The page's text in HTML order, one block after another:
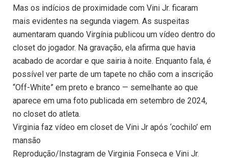
Mas os indícios de proximidade com Vini Jr. ficaram
mais evidentes na segunda viagem. As suspeitas
aumentaram quando Virgínia publicou um vídeo dentro do
closet do jogador. Na gravação, ela afirma que havia
acabado de acordar e que sairia à noite. Enquanto fala, é
possível ver parte de um tapete no chão com a inscrição
“Off-White” em preto e branco — semelhante ao que
aparece em uma foto publicada em setembro de 2024,
no closet do atleta.
Virginia faz vídeo em closet de Vini Jr após ‘cochilo’ em
mansão
Reprodução/Instagram de Virginia Fonseca e Vini Jr.